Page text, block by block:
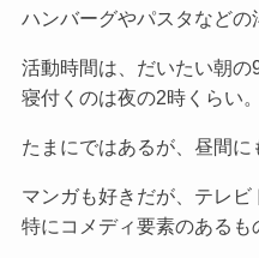
ハンバーグやパスタなどの
活動時間は、だいたい朝の
寝付くのは夜の2時くらい。
たまにではあるが、昼間に
マンガも好きだが、テレビ
特にコメディ要素のあるも